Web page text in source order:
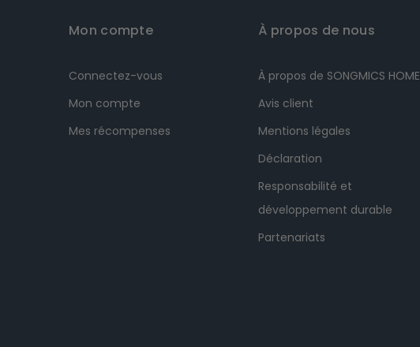
Mon compte
Connectez-vous
Mon compte
Mes récompenses
À propos de nous
À propos de SONGMICS HOME
Avis client
Mentions légales
Déclaration
Responsabilité et
développement durable
Partenariats